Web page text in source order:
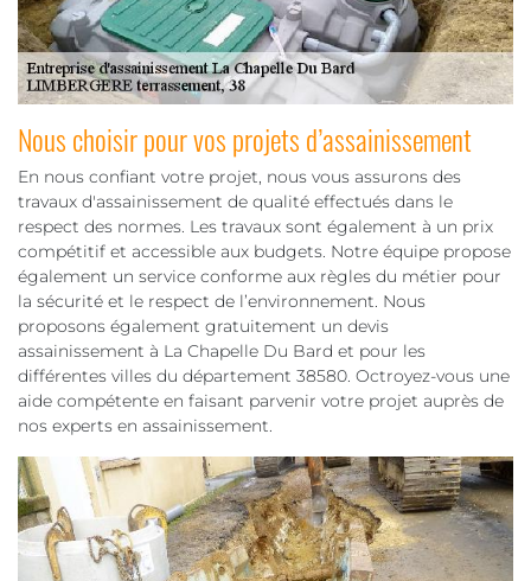
Nous choisir pour vos projets d’assainissement
En nous confiant votre projet, nous vous assurons des
travaux d'assainissement de qualité effectués dans le
respect des normes. Les travaux sont également à un prix
compétitif et accessible aux budgets. Notre équipe propose
également un service conforme aux règles du métier pour
la sécurité et le respect de l’environnement. Nous
proposons également gratuitement un devis
assainissement à La Chapelle Du Bard et pour les
différentes villes du département 38580. Octroyez-vous une
aide compétente en faisant parvenir votre projet auprès de
nos experts en assainissement.